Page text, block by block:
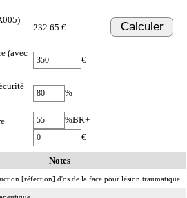
232.65 € Calculer
(avec
€
%
%BR+
€
Notes
[réfection] d'os de la face pour lésion traumatique